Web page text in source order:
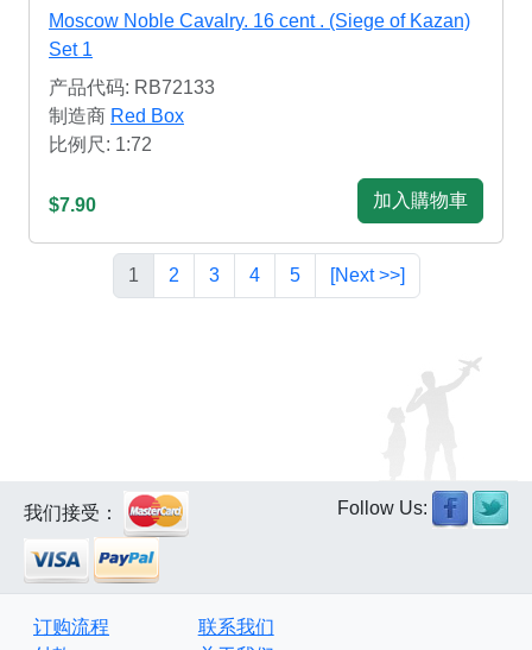
Moscow Noble Cavalry. 16 cent . (Siege of Kazan)
Set 1
产品代码: RB72133
制造商 Red Box
比例尺: 1:72
$7.90 加入購物車
1 2 3 4 5 [Next >>]
我们接受： Follow Us:
订购流程
联系我们